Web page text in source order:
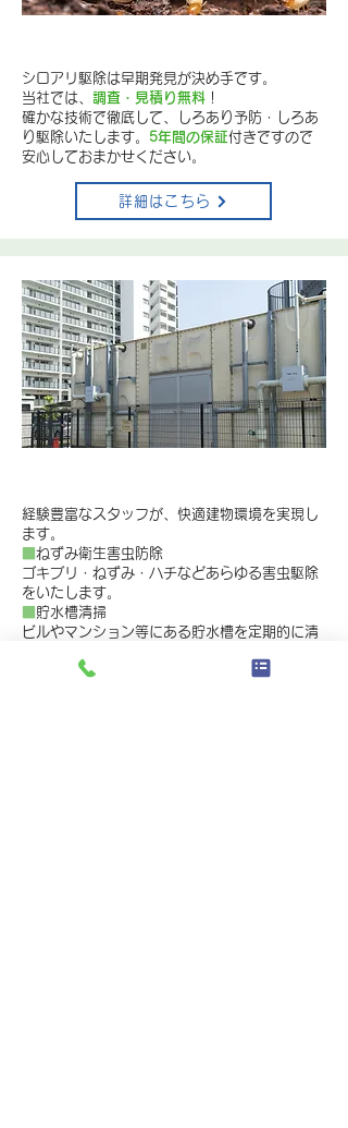
シロアリ駆除は早期発見が決め手です。
当社では、 調査・見積り無料 ！
確かな技術で徹底して、しろあり予防・しろあ
り駆除いたします。 5年間の保証付きですので
安心しておまかせください。
詳細はこちら
経験豊富なスタッフが、快適建物環境を実現し
ます。
ねずみ衛生害虫防除
ゴキブリ・ねずみ・ハチなどあらゆる害虫駆除
をいたします。
貯水槽清掃
ビルやマンション等にある貯水槽を定期的に清